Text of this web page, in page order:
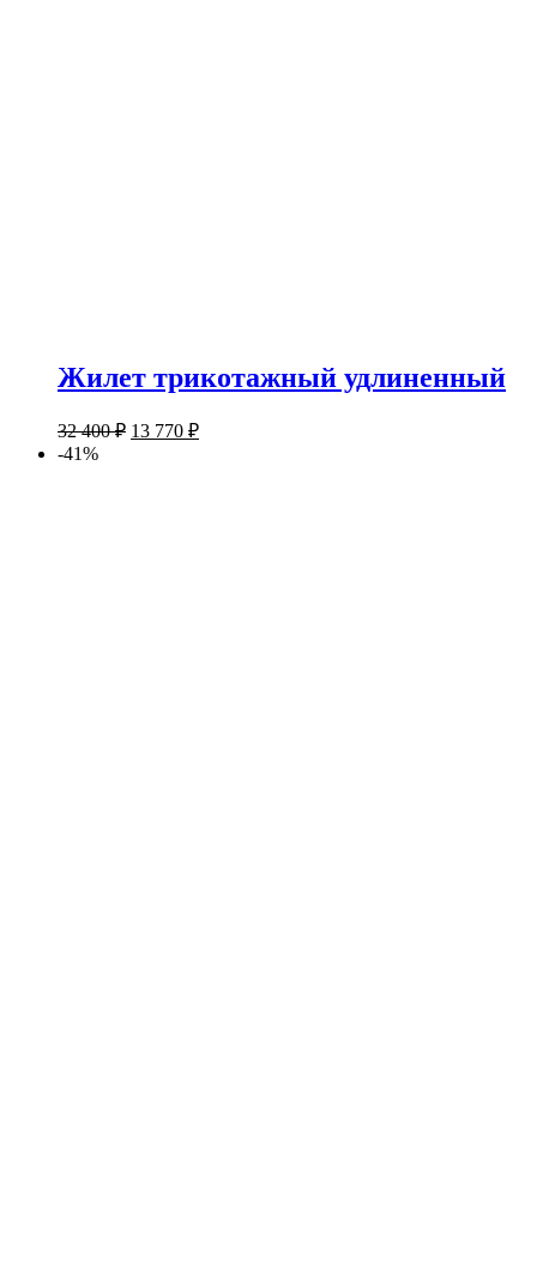
Жилет трикотажный удлиненный
32 400₽ 13 770 ₽
-41%